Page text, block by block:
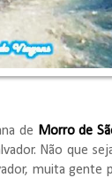
de Morro de
Não que
muita gente